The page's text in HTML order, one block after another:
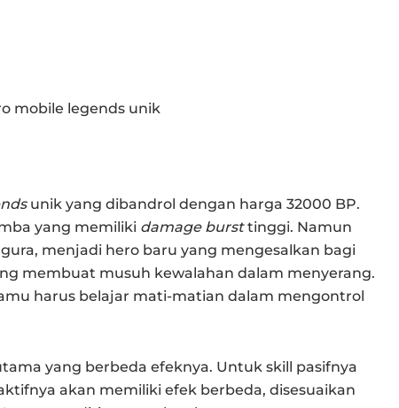
unik yang dibandrol dengan harga 32000 BP.
yang memiliki damage bursttinggi. Namun
menjadi hero baru yang mengesalkan bagi
membuat musuh kewalahan dalam menyerang.
harus belajar mati-matian dalam mengontrol
yang berbeda efeknya. Untuk skill pasifnya
akan memiliki efek berbeda, disesuaikan